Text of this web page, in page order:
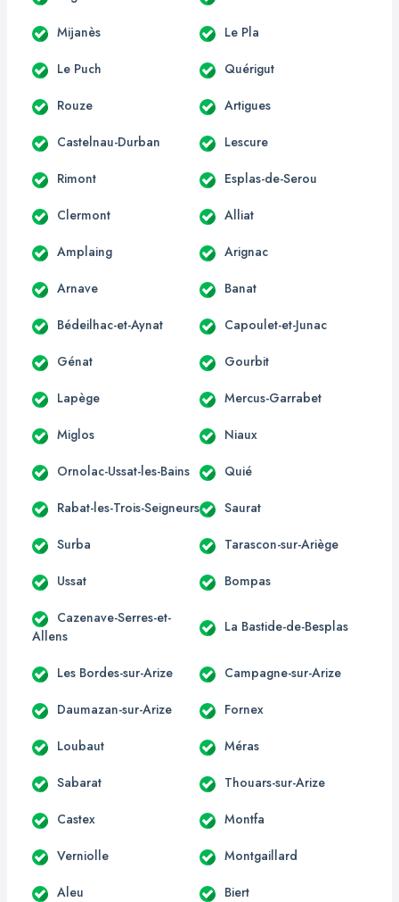
Mijanès Le Pla
Le Puch Quérigut
Rouze Artigues
Castelnau-Durban Lescure
Rimont Esplas-de-Serou
Clermont Alliat
Amplaing Arignac
Arnave Banat
Bédeilhac-et-Aynat Capoulet-et-Junac
Génat Gourbit
Lapège Mercus-Garrabet
Miglos Niaux
Ornolac-Ussat-les-Bains Quié
Rabat-les-Trois-Seigneurs Saurat
Surba Tarascon-sur-Ariège
Ussat Bompas
Cazenave-Serres-et-
Allens
La Bastide-de-Besplas
Les Bordes-sur-Arize Campagne-sur-Arize
Daumazan-sur-Arize Fornex
Loubaut Méras
Sabarat Thouars-sur-Arize
Castex Montfa
Verniolle Montgaillard
Aleu Biert